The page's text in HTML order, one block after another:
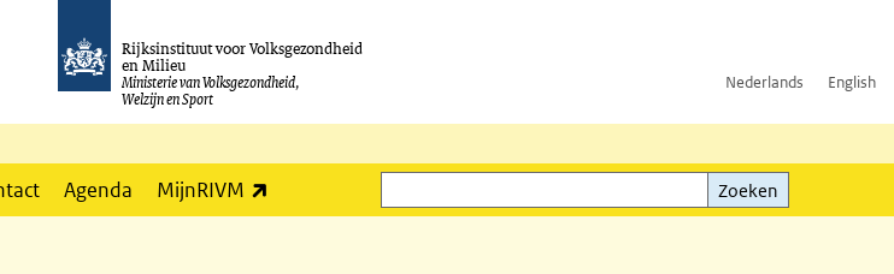
Rijksinstituut voor Volksgezondheid
en Milieu
Ministerie van Volksgezondheid,
Welzijn en Sport
Nederlands English
Agenda MijnRIVM
Zoeken
Zoeken